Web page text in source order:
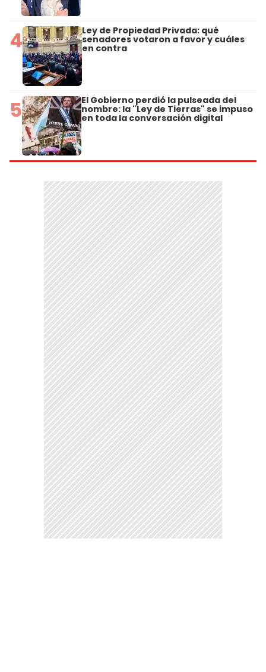
4 Ley de Propiedad Privada: qué
senadores votaron a favor y cuáles
en contra
5 El Gobierno perdió la pulseada del
nombre: la "Ley de Tierras" se impuso
en toda la conversación digital